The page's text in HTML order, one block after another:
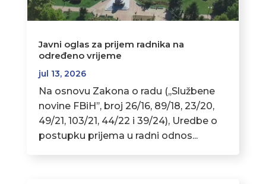
Javni oglas za prijem radnika na
određeno vrijeme
jul 13, 2026
Na osnovu Zakona o radu (,,Službene
novine FBiH’’, broj 26/16, 89/18, 23/20,
49/21, 103/21, 44/22 i 39/24), Uredbe o
postupku prijema u radni odnos...